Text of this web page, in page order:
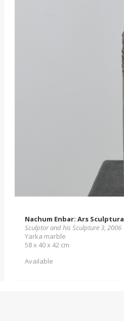
Nachum Enbar: Ars Sculptura
Sculptor and his Sculpture 3, 2006
Yarka marble
58 x 40 x 42 cm
Available